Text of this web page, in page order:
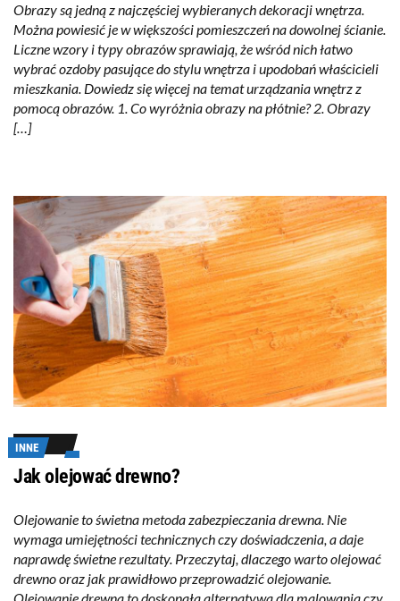
Obrazy są jedną z najczęściej wybieranych dekoracji wnętrza.
Można powiesić je w większości pomieszczeń na dowolnej ścianie.
Liczne wzory i typy obrazów sprawiają, że wśród nich łatwo
wybrać ozdoby pasujące do stylu wnętrza i upodobań właścicieli
mieszkania. Dowiedz się więcej na temat urządzania wnętrz z
pomocą obrazów. 1. Co wyróżnia obrazy na płótnie? 2. Obrazy
[…]
INNE
Jak olejować drewno?
Olejowanie to świetna metoda zabezpieczania drewna. Nie
wymaga umiejętności technicznych czy doświadczenia, a daje
naprawdę świetne rezultaty. Przeczytaj, dlaczego warto olejować
drewno oraz jak prawidłowo przeprowadzić olejowanie.